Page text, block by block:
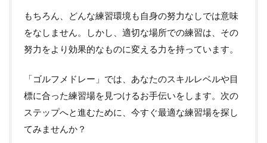
もちろん、どんな練習環境も自身の努力なしでは意味
をなしません。しかし、適切な場所での練習は、その
努力をより効果的なものに変える力を持っています。
「ゴルフメドレー」では、あなたのスキルレベルや目
標に合った練習場を見つけるお手伝いをします。次の
ステップへと進むために、今すぐ最適な練習場を探し
てみませんか？